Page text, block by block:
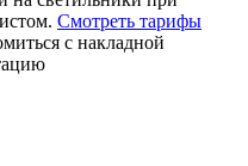
Смотреть тарифы
с накладной